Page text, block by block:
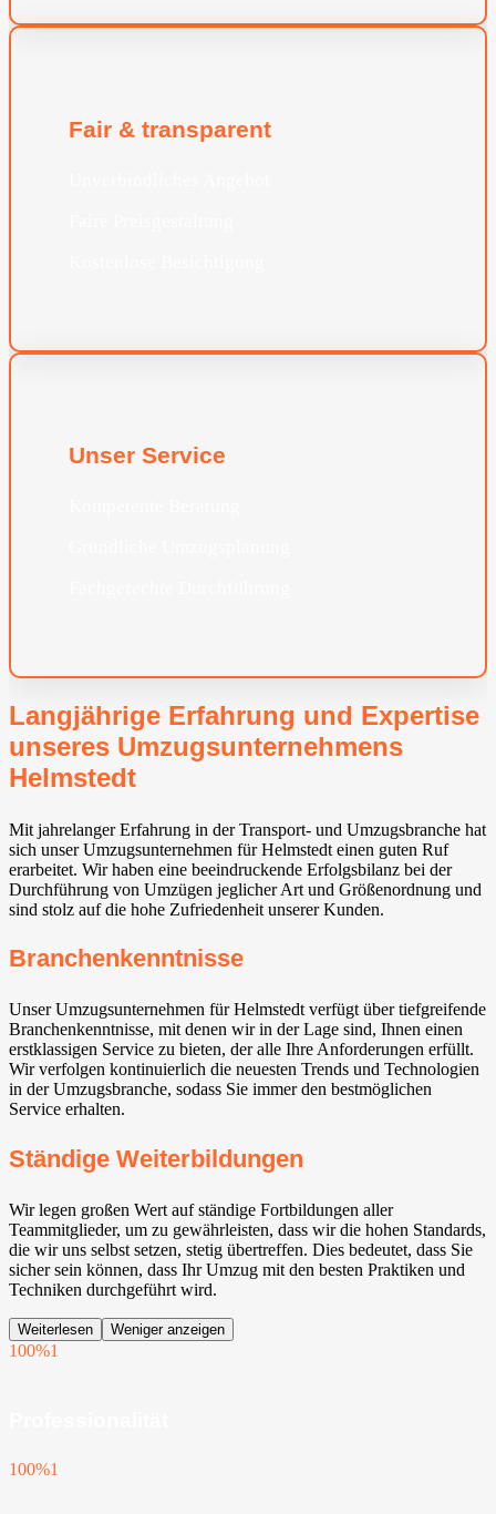
Fair & transparent
Unser Service
Langjährige Erfahrung und Expertise
unseres Umzugsunternehmens
Helmstedt
Mit jahrelanger Erfahrung in der Transport- und Umzugsbranche hat
sich unser Umzugsunternehmen für Helmstedt einen guten Ruf
erarbeitet. Wir haben eine beeindruckende Erfolgsbilanz bei der
Durchführung von Umzügen jeglicher Art und Größenordnung und
sind stolz auf die hohe Zufriedenheit unserer Kunden.
Branchenkenntnisse
Unser Umzugsunternehmen für Helmstedt verfügt über tiefgreifende
Branchenkenntnisse, mit denen wir in der Lage sind, Ihnen einen
erstklassigen Service zu bieten, der alle Ihre Anforderungen erfüllt.
Wir verfolgen kontinuierlich die neuesten Trends und Technologien
in der Umzugsbranche, sodass Sie immer den bestmöglichen
Service erhalten.
Ständige Weiterbildungen
Wir legen großen Wert auf ständige Fortbildungen aller
Teammitglieder, um zu gewährleisten, dass wir die hohen Standards,
die wir uns selbst setzen, stetig übertreffen. Dies bedeutet, dass Sie
sicher sein können, dass Ihr Umzug mit den besten Praktiken und
Techniken durchgeführt wird.
Weiterlesen Weniger anzeigen
100%1
100%1